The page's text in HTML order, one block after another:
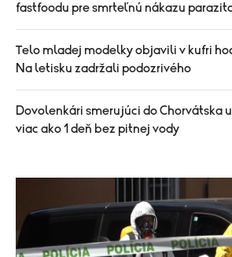
fastfoodu pre smrteľnú nákazu
Telo mladej modelky objavili v kufri
Na letisku zadržali podozrivého
Dovolenkári smerujúci do Chorvátska
viac ako 1 deň bez pitnej vody